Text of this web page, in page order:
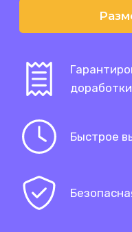
Быстрое